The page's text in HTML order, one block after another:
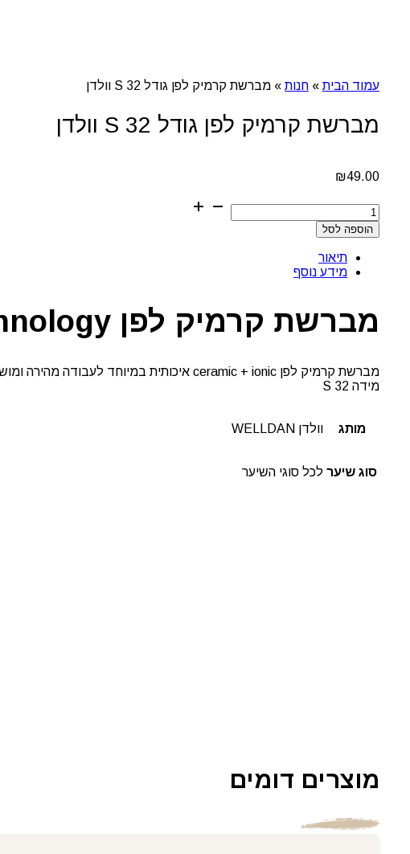
עמוד הבית » חנות » מברשת קרמיק לפן גודל 32 S וולדן
מברשת קרמיק לפן גודל 32 S וולדן
₪49.00
כמות
של
מברשת
גודל
וולדן
הוספה לסל
תיאור
מידע נוסף
מברשת קרמיק לפן nano technology גודל 32 S
מברשת קרמיק לפן ceramic + ionic איכותית במיוחד לעבודה מהירה ומושלמת לשיערך.
מידה 32 S
מותג וולדן WELLDAN
סוג שיער לכל סוגי השיער
מוצרים דומים